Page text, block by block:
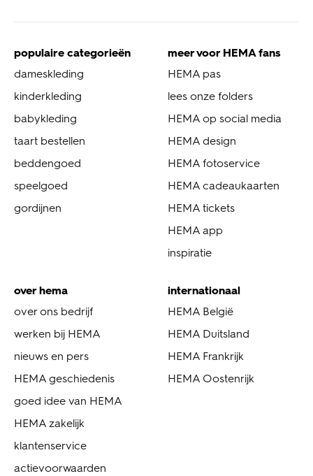
populaire categorieën
dameskleding
kinderkleding
babykleding
taart bestellen
beddengoed
speelgoed
gordijnen
meer voor HEMA fans
HEMA pas
lees onze folders
HEMA op social media
HEMA design
HEMA fotoservice
HEMA cadeaukaarten
HEMA tickets
HEMA app
inspiratie
over hema
over ons bedrijf
werken bij HEMA
nieuws en pers
HEMA geschiedenis
goed idee van HEMA
HEMA zakelijk
klantenservice
actievoorwaarden
internationaal
HEMA België
HEMA Duitsland
HEMA Frankrijk
HEMA Oostenrijk